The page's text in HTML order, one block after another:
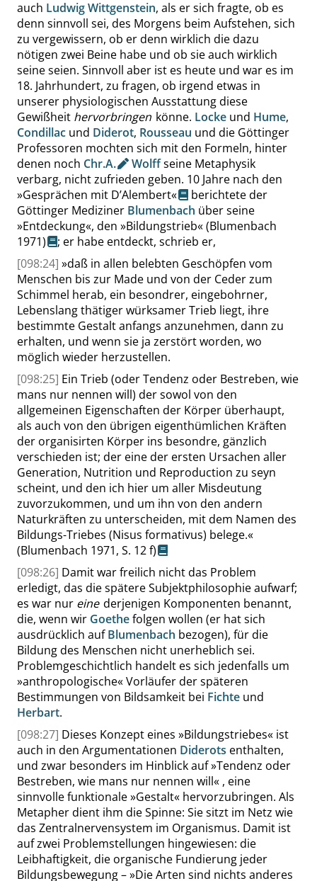
auch Ludwig Wittgenstein, als er sich fragte, ob es
denn sinnvoll sei, des Morgens beim Aufstehen, sich
zu vergewissern, ob er denn wirklich die dazu
nötigen zwei Beine habe und ob sie auch wirklich
seine seien. Sinnvoll aber ist es heute und war es im
18. Jahrhundert, zu fragen, ob irgend etwas in
unserer physiologischen Ausstattung diese
Gewißheit hervorbringen könne. Lockeund Hume,
Condillac und Diderot, Rousseau und die Göttinger
Professoren mochten sich mit den Formeln, hinter
denen noch Chr.A. Wolffseine Metaphysik
verbarg, nicht zufrieden geben. 10 Jahre nach den
»Gesprächen mit D’Alembert«
berichtete der
Göttinger Mediziner Blumenbach über seine
»Entdeckung«, den »Bildungstrieb«(Blumenbach
1971)
; er habe entdeckt, schrieb er,
[098:24] »daß in allen belebten Geschöpfen vom
Menschen bis zur Made und von der Ceder zum
Schimmel herab, ein besondrer, eingebohrner,
Lebenslang thätiger würksamer Trieb liegt, ihre
bestimmte Gestalt anfangs anzunehmen, dann zu
erhalten, und wenn sie ja zerstört worden, wo
möglich wieder herzustellen.
[098:25] Ein Trieb (oder Tendenz oder Bestreben, wie
mans nur nennen will) der sowol von den
allgemeinen Eigenschaften der Körper überhaupt,
als auch von den übrigen eigenthümlichen Kräften
der organisirten Körper ins besondre, gänzlich
verschieden ist; der eine der ersten Ursachen aller
Generation, Nutrition und Reproduction zu seyn
scheint, und den ich hier um aller Misdeutung
zuvorzukommen, und um ihn von den andern
Naturkräften zu unterscheiden, mit dem Namen des
Bildungs-Triebes (Nisus formativus) belege.«
(Blumenbach 1971, S. 12 f)
[098:26] Damit war freilich nicht das Problem
erledigt, das die spätere Subjektphilosophie aufwarf;
es war nur eine derjenigen Komponenten benannt,
die, wenn wir Goethefolgen wollen (er hat sich
ausdrücklich aufBlumenbach bezogen), für die
Bildung des Menschen nicht unerheblich sei.
Problemgeschichtlich handelt es sich jedenfalls um
»anthropologische«Vorläufer der späteren
Bestimmungen von Bildsamkeit bei Fichte und
Herbart.
[098:27] Dieses Konzept eines »Bildungstriebes« ist
auch in den Argumentationen Diderots enthalten,
und zwar besonders im Hinblick auf»Tendenz oder
Bestreben, wie mans nur nennen will« , eine
sinnvolle funktionale»Gestalt« hervorzubringen. Als
Metapher dient ihm die Spinne: Sie sitzt im Netz wie
das Zentralnervensystem im Organismus. Damit ist
auf zwei Problemstellungen hingewiesen: die
Leibhaftigkeit, die organische Fundierung jeder
Bildungsbewegung –»Die Arten sind nichts anderes